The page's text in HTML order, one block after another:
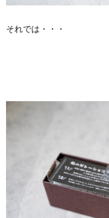
それでは・・・